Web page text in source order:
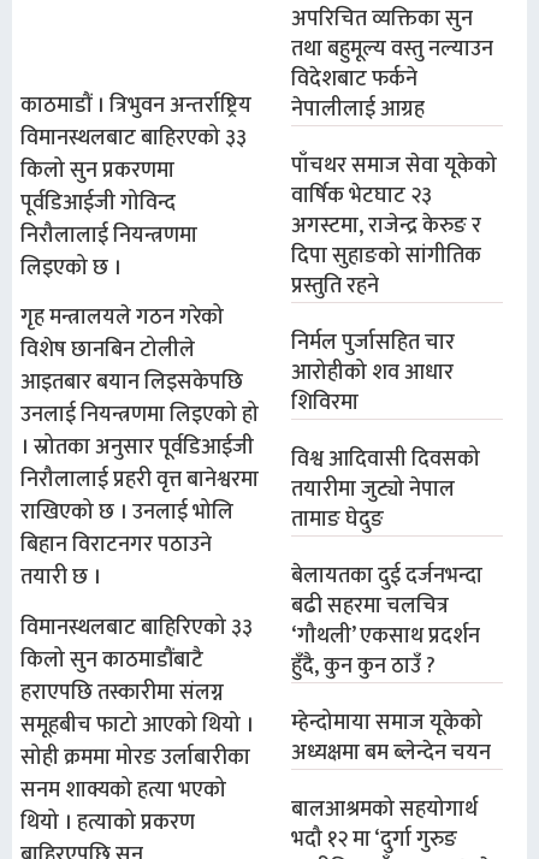
काठमाडौं । त्रिभुवन अन्तर्राष्ट्रिय
विमानस्थलबाट बाहिरएको ३३
किलो सुन प्रकरणमा
पूर्वडिआईजी गोविन्द
निरौलालाई नियन्त्रणमा
लिइएको छ ।
गृह मन्त्रालयले गठन गरेको
विशेष छानबिन टोलीले
आइतबार बयान लिइसकेपछि
उनलाई नियन्त्रणमा लिइएको हो
। स्रोतका अनुसार पूर्वडिआईजी
निरौलालाई प्रहरी वृत्त बानेश्वरमा
राखिएको छ । उनलाई भोलि
बिहान विराटनगर पठाउने
तयारी छ ।
विमानस्थलबाट बाहिरिएको ३३
किलो सुन काठमाडौंबाटै
हराएपछि तस्कारीमा संलग्न
समूहबीच फाटो आएको थियो ।
सोही क्रममा मोरङ उर्लाबारीका
सनम शाक्यको हत्या भएको
थियो । हत्याको प्रकरण
अपरिचित व्यक्तिका सुन
तथा बहुमूल्य वस्तु नल्याउन
विदेशबाट फर्कने
नेपालीलाई आग्रह
पाँचथर समाज सेवा यूकेको
वार्षिक भेटघाट २३
अगस्टमा, राजेन्द्र केरुङ र
दिपा सुहाङको सांगीतिक
प्रस्तुति रहने
निर्मल पुर्जासहित चार
आरोहीको शव आधार
शिविरमा
विश्व आदिवासी दिवसको
तयारीमा जुट्यो नेपाल
तामाङ घेदुङ
बेलायतका दुई दर्जनभन्दा
बढी सहरमा चलचित्र
‘गौथली’ एकसाथ प्रदर्शन
हुँदै, कुन कुन ठाउँ ?
म्हेन्दोमाया समाज यूकेको
अध्यक्षमा बम ब्लेन्देन चयन
बालआश्रमको सहयोगार्थ
भदौ १२ मा ‘दुर्गा गुरुङ